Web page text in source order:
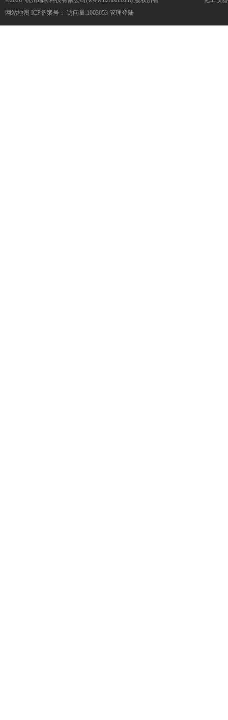
网站地图 ICP备案号： 访问量:1003053 管理登陆